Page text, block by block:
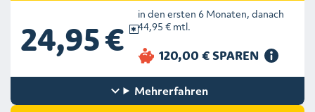
24,95 €
in den ersten 6 Monaten, danach
44,95 € mtl.
Mehrerfahren